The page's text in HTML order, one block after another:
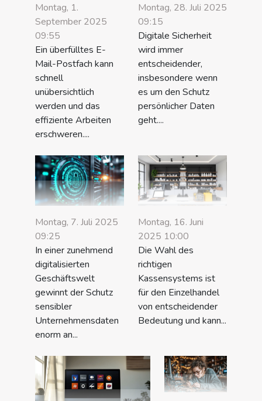
Montag, 1.
September 2025
09:55
Ein überfülltes E-
Mail-Postfach kann
schnell
unübersichtlich
werden und das
effiziente Arbeiten
erschweren....
Montag, 28. Juli 2025
09:15
Digitale Sicherheit
wird immer
entscheidender,
insbesondere wenn
es um den Schutz
persönlicher Daten
geht....
Montag, 7. Juli 2025
09:25
In einer zunehmend
digitalisierten
Geschäftswelt
gewinnt der Schutz
sensibler
Unternehmensdaten
enorm an...
Montag, 16. Juni
2025 10:00
Die Wahl des
richtigen
Kassensystems ist
für den Einzelhandel
von entscheidender
Bedeutung und kann...